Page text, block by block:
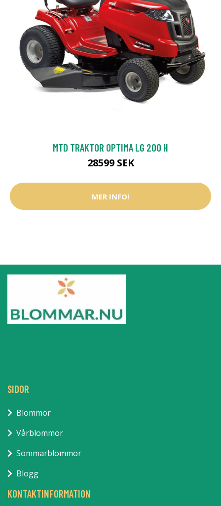
MTD TRAKTOR OPTIMA LG 200 H
28599 SEK
MER INFO!
SIDOR
Blommor
Vårblommor
Sommarblommor
Blogg
KONTAKTINFORMATION